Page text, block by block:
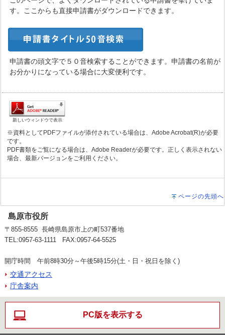
す。ここからも直接申請書がダウンロードできます。
申請書の頭文字で５０音検索することができます。申請書の名前が
お分かりになっている場合に大変便利です。
新しいウィンドウで表示
※資料としてPDFファイルが添付されている場合は、Adobe Acrobat(R)が必要
です。
PDF書類をご覧になる場合は、Adobe Readerが必要です。正しく表示されない
場合、最新バージョンをご利用ください。
ページの先頭へ
島原市役所
〒855-8555 長崎県島原市上の町537番地
TEL:0957-63-1111 FAX:0957-64-5525
開庁時間 午前8時30分～午後5時15分(土・日・祝日を除く)
交通アクセス
庁舎案内
PC版を表示する